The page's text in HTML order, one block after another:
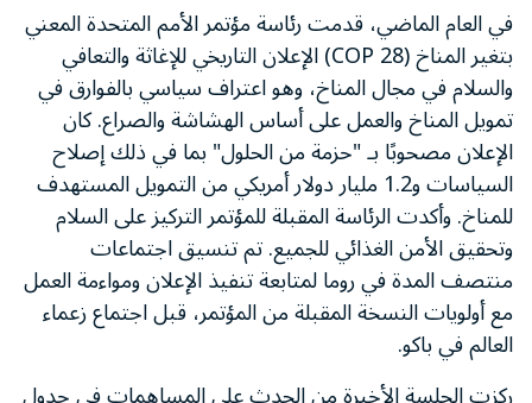
في العام الماضي، قدمت رئاسة مؤتمر الأمم المتحدة المعني
بتغير المناخ (COP 28) الإعلان التاريخي للإغاثة والتعافي
والسلام في مجال المناخ، وهو اعتراف سياسي بالفوارق في
تمويل المناخ والعمل على أساس الهشاشة والصراع. كان
الإعلان مصحوبًا بـ "حزمة من الحلول" بما في ذلك إصلاح
السياسات و1.2 مليار دولار أمريكي من التمويل المستهدف
للمناخ. وأكدت الرئاسة المقبلة للمؤتمر التركيز على السلام
وتحقيق الأمن الغذائي للجميع. تم تنسيق اجتماعات
منتصف المدة في روما لمتابعة تنفيذ الإعلان ومواءمة العمل
مع أولويات النسخة المقبلة من المؤتمر، قبل اجتماع زعماء
العالم في باكو.